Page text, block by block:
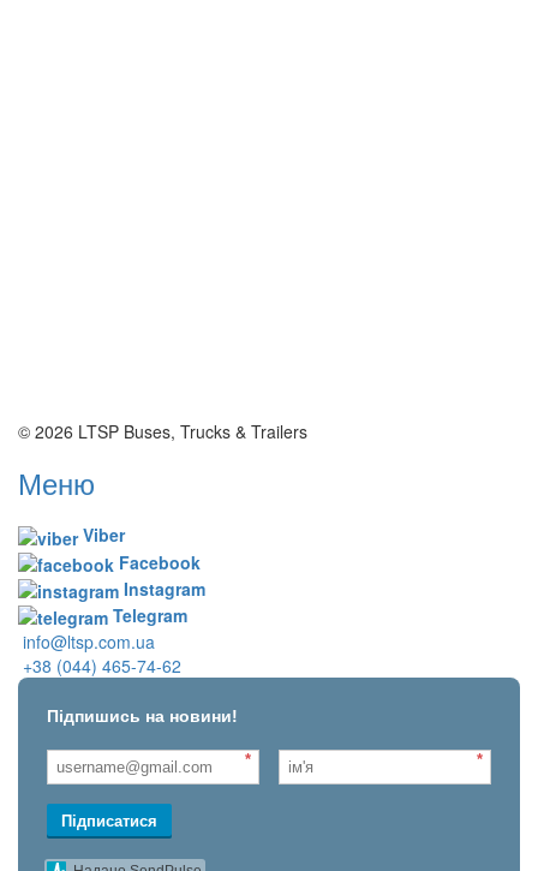
© 2026 LTSP Buses, Trucks & Trailers
Меню
Viber
Facebook
Instagram
Telegram
info@ltsp.com.ua
+38 (044) 465-74-62
Підпишись на новини!
* *
Підписатися